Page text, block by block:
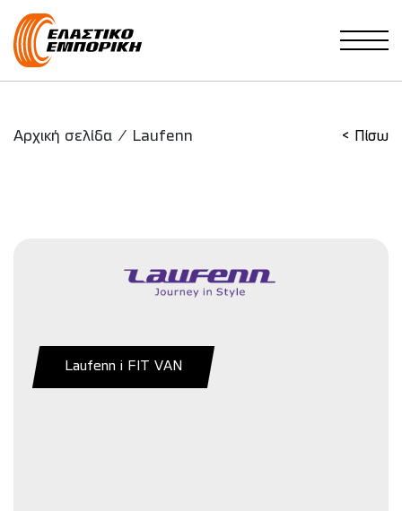
Main Navigation
Αρχική σελίδα / Laufenn < Πίσω
Laufenn i FIT VAN